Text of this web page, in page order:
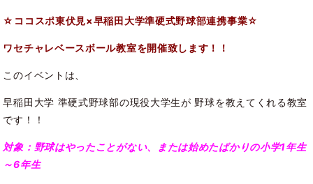
☆ココスポ東伏見×早稲田大学準硬式野球部連携事業☆
ワセチャレベースボール教室を開催致します！！
このイベントは、
早稲田大学 準硬式野球部の現役大学生が 野球を教えてくれる教室
です！！
対象：野球はやったことがない、または始めたばかりの小学1年生
～6年生